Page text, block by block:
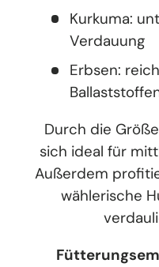
Kurkuma:
Verdauung
Erbsen:
Durch die
sich ideal für
Außerdem
wählerische